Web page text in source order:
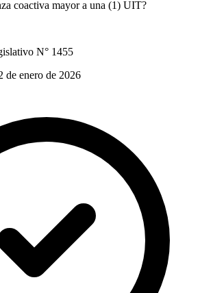
coactiva mayor a una (1) UIT?
N° 1455
de enero de 2026